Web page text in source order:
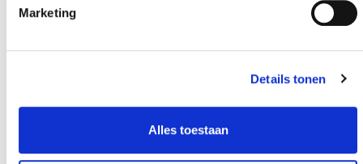
Marketing
Details tonen
Alles toestaan